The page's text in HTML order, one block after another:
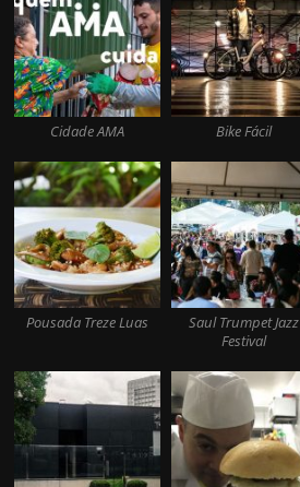
Cidade AMA Bike Fácil
Pousada Treze Luas
Saul Trumpet Jazz
Festival